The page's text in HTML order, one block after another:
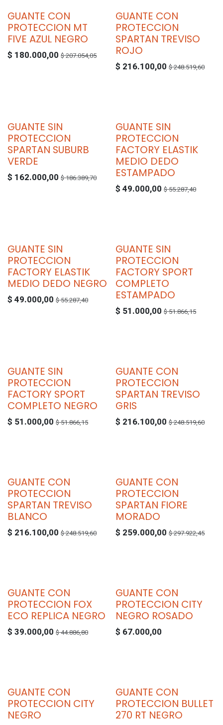
GUANTE CON
PROTECCION MT
FIVE AZUL NEGRO
$ 180.000,00 $207.054,05
GUANTE CON
PROTECCION
SPARTAN TREVISO
ROJO
$ 216.100,00 $248.519,60
GUANTE SIN
PROTECCION
SPARTAN SUBURB
VERDE
$ 162.000,00 $186.389,70
GUANTE SIN
PROTECCION
FACTORY ELASTIK
MEDIO DEDO
ESTAMPADO
$ 49.000,00 $55.287,40
GUANTE SIN
PROTECCION
FACTORY ELASTIK
MEDIO DEDO NEGRO
$ 49.000,00 $55.287,40
GUANTE SIN
PROTECCION
FACTORY SPORT
COMPLETO
ESTAMPADO
$ 51.000,00 $51.866,15
GUANTE SIN
PROTECCION
FACTORY SPORT
COMPLETO NEGRO
$ 51.000,00 $51.866,15
GUANTE CON
PROTECCION
SPARTAN TREVISO
GRIS
$ 216.100,00 $248.519,60
GUANTE CON
PROTECCION
SPARTAN TREVISO
BLANCO
$ 216.100,00 $248.519,60
GUANTE CON
PROTECCION
SPARTAN FIORE
MORADO
$ 259.000,00 $297.922,45
GUANTE CON
PROTECCION FOX
ECO REPLICA NEGRO
$ 39.000,00 $44.886,80
GUANTE CON
PROTECCION CITY
NEGRO ROSADO
$ 67.000,00
GUANTE CON
PROTECCION CITY
NEGRO
GUANTE CON
PROTECCION BULLET
270 RT NEGRO